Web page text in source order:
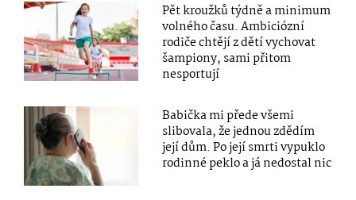
Pět kroužků týdně a minimum
volného času. Ambiciózní
rodiče chtějí z dětí vychovat
šampiony, sami přitom
nesportují
Babička mi přede všemi
slibovala, že jednou zdědím
její dům. Po její smrti vypuklo
rodinné peklo a já nedostal nic